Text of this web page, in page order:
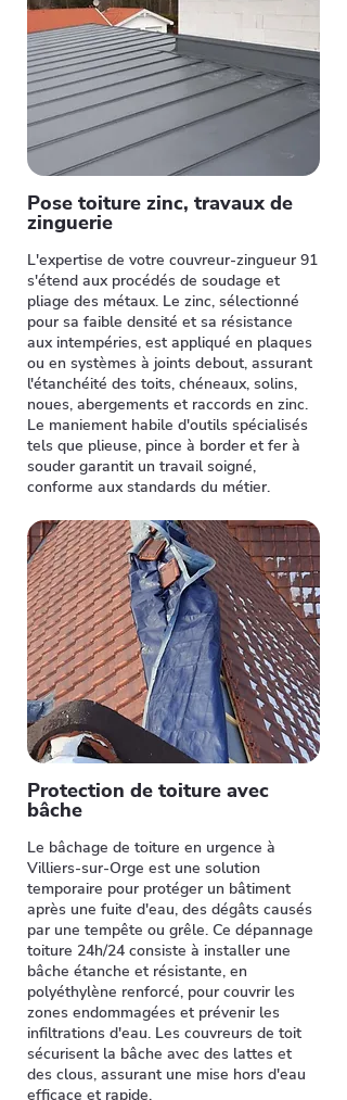
Pose toiture zinc, travaux de
zinguerie
L'expertise de votre couvreur-zingueur 91
s'étend aux procédés de soudage et
pliage des métaux. Le zinc, sélectionné
pour sa faible densité et sa résistance
aux intempéries, est appliqué en plaques
ou en systèmes à joints debout, assurant
l'étanchéité des toits, chéneaux, solins,
noues, abergements et raccords en zinc.
Le maniement habile d'outils spécialisés
tels que plieuse, pince à border et fer à
souder garantit un travail soigné,
conforme aux standards du métier.
Protection de toiture avec
bâche
Le bâchage de toiture en urgence à
Villiers-sur-Orge est une solution
temporaire pour protéger un bâtiment
après une fuite d'eau, des dégâts causés
par une tempête ou grêle. Ce dépannage
toiture 24h/24 consiste à installer une
bâche étanche et résistante, en
polyéthylène renforcé, pour couvrir les
zones endommagées et prévenir les
infiltrations d'eau. Les couvreurs de toit
sécurisent la bâche avec des lattes et
des clous, assurant une mise hors d'eau
efficace et rapide.